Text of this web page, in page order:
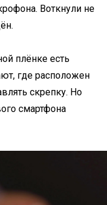
Воткнули не
плёнке есть
где расположен
скрепку. Но
смартфона